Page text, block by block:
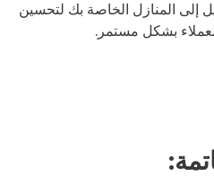
إلى المنازل الخاصة بك لتحسين
بشكل مستمر.